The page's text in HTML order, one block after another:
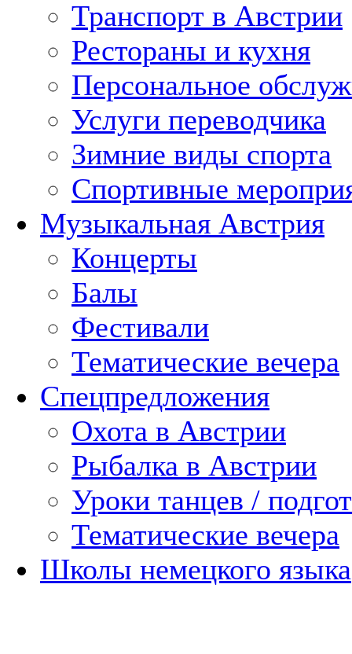
Транспорт в Австрии
Рестораны и кухня
Персональное
Услуги переводчика
Зимние виды спорта
Спортивные
Музыкальная Австрия
Концерты
Балы
Фестивали
Тематические вечера
Спецпредложения
Охота в Австрии
Рыбалка в Австрии
Уроки танцев /
Тематические вечера
Школы немецкого языка